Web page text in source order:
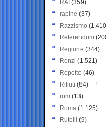
RAI (359)
rapine (37)
Razzismo
Referendum
Regione (344)
Renzi (1.521)
Repetto (46)
Rifiuti (84)
rom (13)
Roma (1.125)
Rutelli (9)